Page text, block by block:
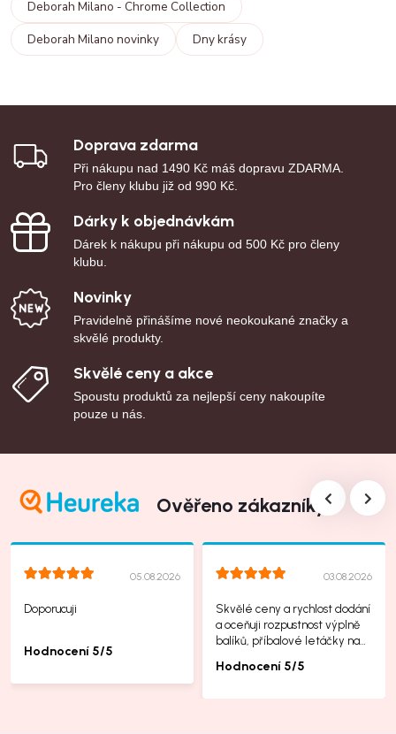
Deborah Milano - Chrome Collection
Deborah Milano novinky
Dny krásy
Doprava zdarma
Při nákupu nad 1490 Kč máš dopravu ZDARMA.
Pro členy klubu již od 990 Kč.
Dárky k objednávkám
Dárek k nákupu při nákupu od 500 Kč pro členy
klubu.
Novinky
Pravidelně přinášíme nové neokoukané značky a
skvělé produkty.
Skvělé ceny a akce
Spoustu produktů za nejlepší ceny nakoupíte
pouze u nás.
Ověřeno zákazníky
05.08.2026
Doporucuji
Hodnocení 5/5
03.08.2026
Skvělé ceny a rychlost dodání
a oceňuji rozpustnost výplně
balíků, příbalové letáčky na
Hodnocení 5/5